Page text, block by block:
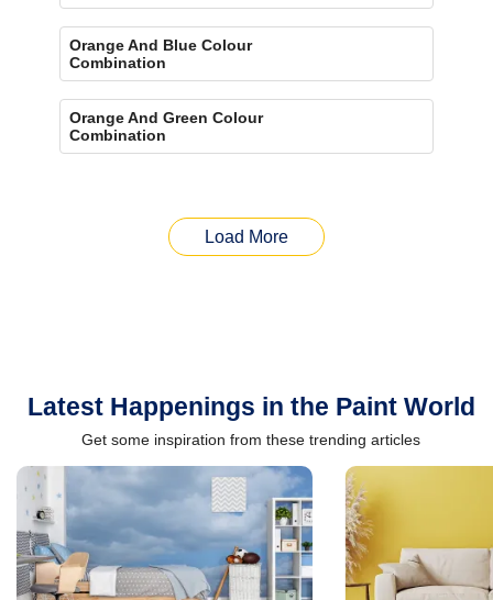
Orange And Blue Colour
Combination
Orange And Green Colour
Combination
Load More
Latest Happenings in the Paint World
Get some inspiration from these trending articles